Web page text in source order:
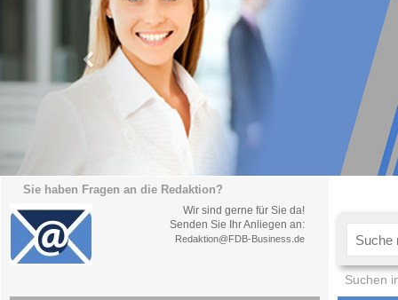
Sie haben Fragen an die Redaktion?
Wir sind gerne für Sie da!
Senden Sie Ihr Anliegen an:
Redaktion@FDB-Business.de
Suchen